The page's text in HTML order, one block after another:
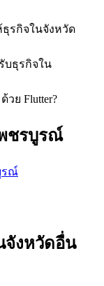
ธุรกิจในจังหวัด
บธุรกิจใน
วย Flutter?
พชรบูรณ์
รณ์
จังหวัดอื่น